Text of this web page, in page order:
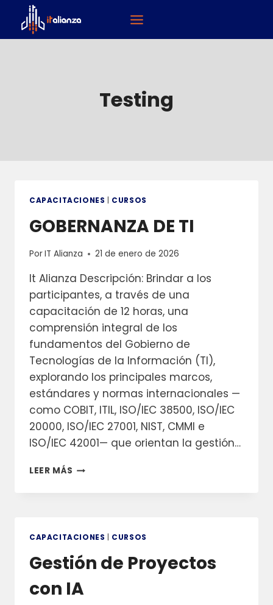
Saltar
contenido
Testing
CAPACITACIONES CURSOS
GOBERNANZA DE TI
PorIT Alianza 21 de enero de 2026
It Alianza Descripción: Brindar a los
participantes, a través de una
capacitación de 12 horas, una
comprensión integral de los
fundamentos del Gobierno de
Tecnologías de la Información (TI),
explorando los principales marcos,
estándares y normas internacionales —
como COBIT, ITIL, ISO/IEC 38500, ISO/IEC
20000, ISO/IEC 27001, NIST, CMMI e
ISO/IEC 42001— que orientan la gestión…
LEER MÁS GOBERNANZA
CAPACITACIONES CURSOS
Gestión de Proyectos
con IA